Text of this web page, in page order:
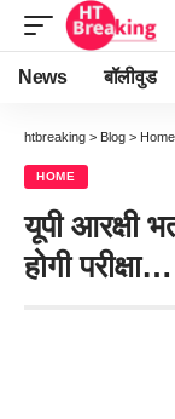
News बॉलीवुड
htbreaking > Blog > Home
HOME
यूपी आरक्षी
होगी परीक्षा…